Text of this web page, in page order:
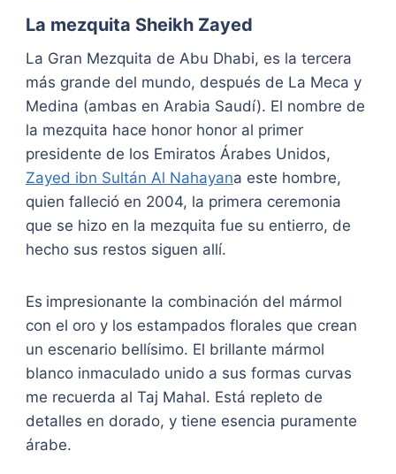
La mezquita Sheikh Zayed
La Gran Mezquita de Abu Dhabi, es la tercera
más grande del mundo, después de La Meca y
Medina (ambas en Arabia Saudí). El nombre de
la mezquita hace honor honor al primer
presidente de los Emiratos Árabes Unidos,
Zayed ibn Sultán Al Nahayana este hombre,
quien falleció en 2004, la primera ceremonia
que se hizo en la mezquita fue su entierro, de
hecho sus restos siguen allí.
Es impresionante la combinación del mármol
con el oro y los estampados florales que crean
un escenario bellísimo. El brillante mármol
blanco inmaculado unido a sus formas curvas
me recuerda al Taj Mahal. Está repleto de
detalles en dorado, y tiene esencia puramente
árabe.